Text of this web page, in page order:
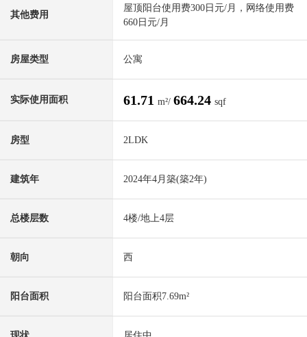
其他费用
屋顶阳台使用费300日元/月，网络使用费
660日元/月
房屋类型 公寓
实际使用面积 61.71 m²/ 664.24 sqf
房型 2LDK
建筑年 2024年4月築(築2年)
总楼层数 4楼/地上4层
朝向 西
阳台面积 阳台面积7.69m²